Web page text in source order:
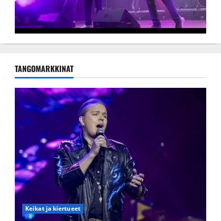
TANGOMARKKINAT
Keikat ja kiertueet